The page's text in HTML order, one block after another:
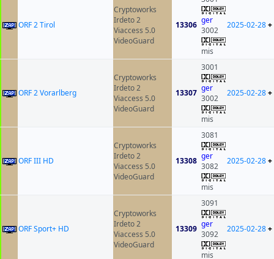
ORF 2 Tirol
Cryptoworks
Irdeto 2
Viaccess 5.0
VideoGuard
13306 ger
3002
mis
2025-02-28+
ORF 2 Vorarlberg
Cryptoworks
Irdeto 2
Viaccess 5.0
VideoGuard
13307
3001
ger
3002
mis
2025-02-28+
ORF III HD
Cryptoworks
Irdeto 2
Viaccess 5.0
VideoGuard
13308
3081
ger
3082
mis
2025-02-28+
ORF Sport+ HD
Cryptoworks
Irdeto 2
Viaccess 5.0
VideoGuard
13309
3091
ger
3092
mis
2025-02-28+